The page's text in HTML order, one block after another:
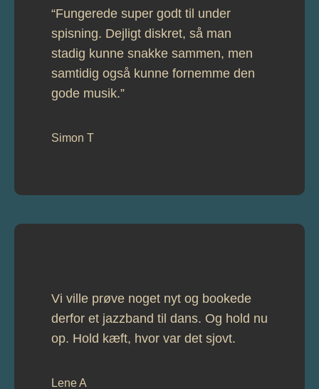
“Fungerede super godt til under
spisning. Dejligt diskret, så man
stadig kunne snakke sammen, men
samtidig også kunne fornemme den
gode musik.”
Simon T
Vi ville prøve noget nyt og bookede
derfor et jazzband til dans. Og hold nu
op. Hold kæft, hvor var det sjovt.
Lene A